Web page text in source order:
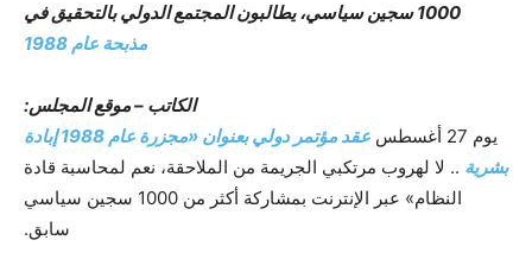
1000 سجين سياسي، يطالبون المجتمع الدولي بالتحقيق في
مذبحة عام 1988
الکاتب – موقع المجلس:
يوم 27 أغسطس
عقد مؤتمر دولي بعنوان «مجزرة عام 1988 إبادة
بشرية .. لا لهروب مرتکبي الجريمة من الملاحقة، نعم لمحاسبة قادة
النظام» عبر الإنترنت بمشاركة أكثر من 1000 سجين سیاسي
سابق.